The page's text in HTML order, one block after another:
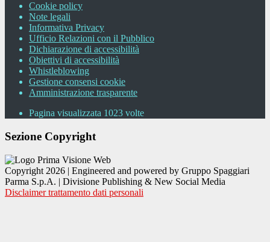
Cookie policy
Note legali
Informativa Privacy
Ufficio Relazioni con il Pubblico
Dichiarazione di accessibilità
Obiettivi di accessibilità
Whistleblowing
Gestione consensi cookie
Amministrazione trasparente
Pagina visualizzata 1023 volte
Sezione Copyright
Copyright 2026 | Engineered and powered by Gruppo Spaggiari
Parma S.p.A. | Divisione Publishing & New Social Media
Disclaimer trattamento dati personali